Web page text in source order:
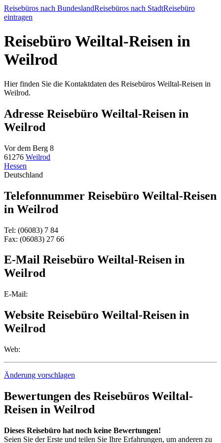
Reisebüros nach BundeslandReisebüros nach StadtReisebüro
eintragen
Reisebüro Weiltal-Reisen in
Weilrod
Hier finden Sie die Kontaktdaten des Reisebüros Weiltal-Reisen in
Weilrod.
Adresse Reisebüro Weiltal-Reisen in
Weilrod
Vor dem Berg 8
61276 Weilrod
Hessen
Deutschland
Telefonnummer Reisebüro Weiltal-Reisen
in Weilrod
Tel: (06083) 7 84
Fax: (06083) 27 66
E-Mail Reisebüro Weiltal-Reisen in
Weilrod
E-Mail:
Website Reisebüro Weiltal-Reisen in
Weilrod
Web:
Änderung vorschlagen
Bewertungen des Reisebüros Weiltal-
Reisen in Weilrod
Dieses Reisebüro hat noch keine Bewertungen!
Seien Sie der Erste und teilen Sie Ihre Erfahrungen, um anderen zu